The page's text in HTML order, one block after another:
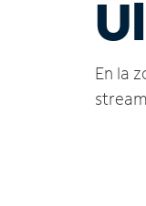
En la